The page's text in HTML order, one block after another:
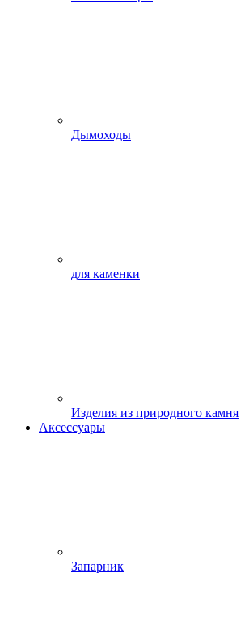
Дымоходы
для каменки
Изделия из природного камня
Аксессуары
Запарник